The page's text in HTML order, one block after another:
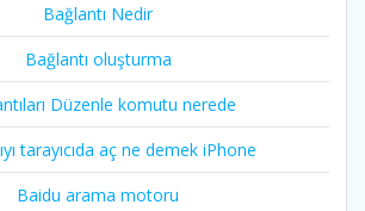
Bağlantı Nedir
Bağlantı oluşturma
Düzenle komutu nerede
tarayıcıda aç ne demek iPhone
Baidu arama motoru